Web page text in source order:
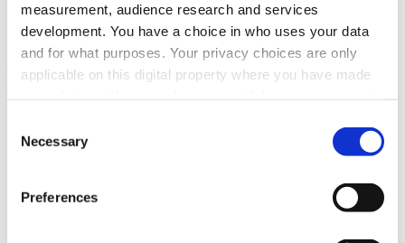
measurement, audience research and services
development. You have a choice in who uses your data
and for what purposes. Your privacy choices are only
applicable on this digital property where you have made
the Privacy trigger icon.
Find out more about how your personal data is processed
and set your preferences in the
Selection
Necessary
Preferences
2026-08-05, 15:18
S, M och SD fortsatt
”underrepresenterade” i medierna
inslag i medierna än deras opinionssiffror. Det visar siffror från
Retriever för föregående vecka.